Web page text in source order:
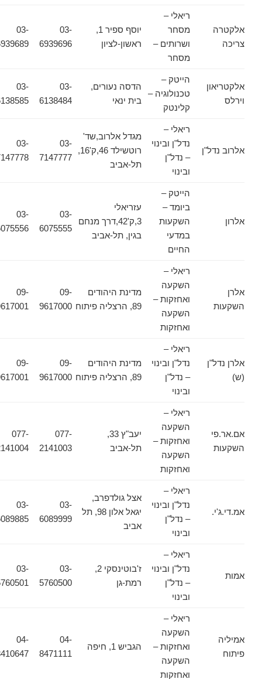
אלקטרה
צריכה
ריאלי –
מסחר
ושרותים –
מסחר
יוסף ספיר 1,
ראשון-לציון
03-
6939696
03-
6939689
אלקטריאון
וירלס
הייטק –
טכנולוגיה –
קלינטק
הדסה נעורים,
בית ינאי
03-
6138484
03-
6138585
אלרוב נדל"ן
ריאלי –
נדל"ן ובינוי
– נדל"ן
ובינוי
מגדל אלרוב,שד'
רוטשילד 46,ק'16,
תל-אביב
03-
7147777
03-
7147778
אלרון
הייטק –
ביומד –
השקעות
במדעי
החיים
עזריאלי
3,ק'42,דרך מנחם
בגין, תל-אביב
03-
6075555
03-
6075556
אלרן
השקעות
ריאלי –
השקעה
ואחזקות –
השקעה
ואחזקות
מדינת היהודים
89, הרצליה פיתוח
09-
9617000
09-
9617001
אלרן נדל"ן
(ש)
ריאלי –
נדל"ן ובינוי
– נדל"ן
ובינוי
מדינת היהודים
89, הרצליה פיתוח
09-
9617000
09-
9617001
אם.אר.פי
השקעות
ריאלי –
השקעה
ואחזקות –
השקעה
ואחזקות
יעב"ץ 33,
תל-אביב
077-
2141003
077-
2141004
אמ.די.ג'י.
ריאלי –
נדל"ן ובינוי
– נדל"ן
ובינוי
אצל גולדפרב,
יגאל אלון 98, תל
אביב
03-
6089999
03-
6089885
אמות
ריאלי –
נדל"ן ובינוי
– נדל"ן
ובינוי
ז'בוטינסקי 2,
רמת-גן
03-
5760500
03-
5760501
אמיליה
פיתוח
ריאלי –
השקעה
ואחזקות –
השקעה
ואחזקות
הגביש 1, חיפה
04-
8471111
04-
8410647